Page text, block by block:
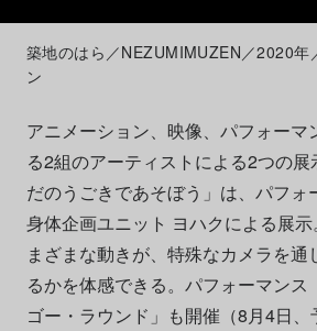
築地のはら／NEZUMIMUZEN／2020年
ン
アニメーション、映像、パフォーマ
る2組のアーティストによる2つの
だのうごきであそぼう」は、パフォ
身体企画ユニット ヨハクによる展
まざまな動きが、特殊なカメラを通
るかを体感できる。パフォーマンス
ゴー・ラウンド」も開催（8月4日